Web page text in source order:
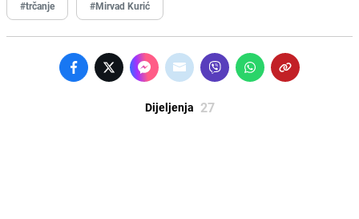
#trčanje #Mirvad Kurić
Dijeljenja 27